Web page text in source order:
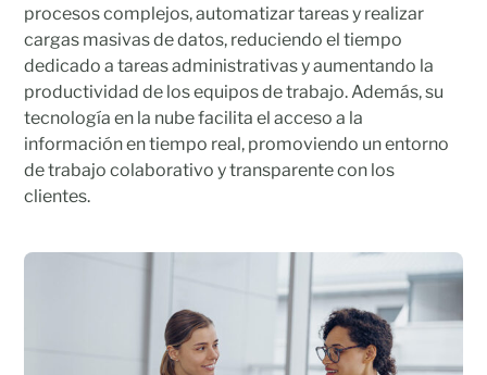
procesos complejos, automatizar tareas y realizar
cargas masivas de datos, reduciendo el tiempo
dedicado a tareas administrativas y aumentando la
productividad de los equipos de trabajo. Además, su
tecnología en la nube facilita el acceso a la
información en tiempo real, promoviendo un entorno
de trabajo colaborativo y transparente con los
clientes.